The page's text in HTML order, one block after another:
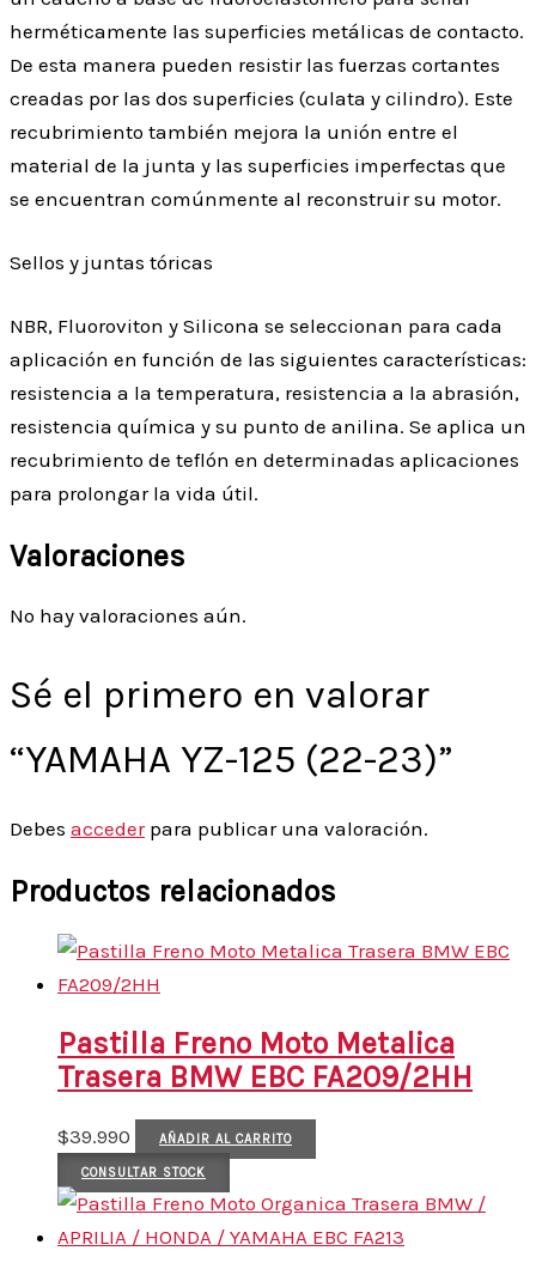
herméticamente las superficies metálicas de contacto.
De esta manera pueden resistir las fuerzas cortantes
creadas por las dos superficies (culata y cilindro). Este
recubrimiento también mejora la unión entre el
material de la junta y las superficies imperfectas que
se encuentran comúnmente al reconstruir su motor.
Sellos y juntas tóricas
NBR, Fluoroviton y Silicona se seleccionan para cada
aplicación en función de las siguientes características:
resistencia a la temperatura, resistencia a la abrasión,
resistencia química y su punto de anilina. Se aplica un
recubrimiento de teflón en determinadas aplicaciones
para prolongar la vida útil.
Valoraciones
No hay valoraciones aún.
Sé el primero en valorar
“YAMAHA YZ-125 (22-23)”
Debes accederpara publicar una valoración.
Productos relacionados
Pastilla Freno Moto Metalica
Trasera BMW EBC FA209/2HH
$39.990 AÑADIR AL CARRITO
CONSULTAR STOCK